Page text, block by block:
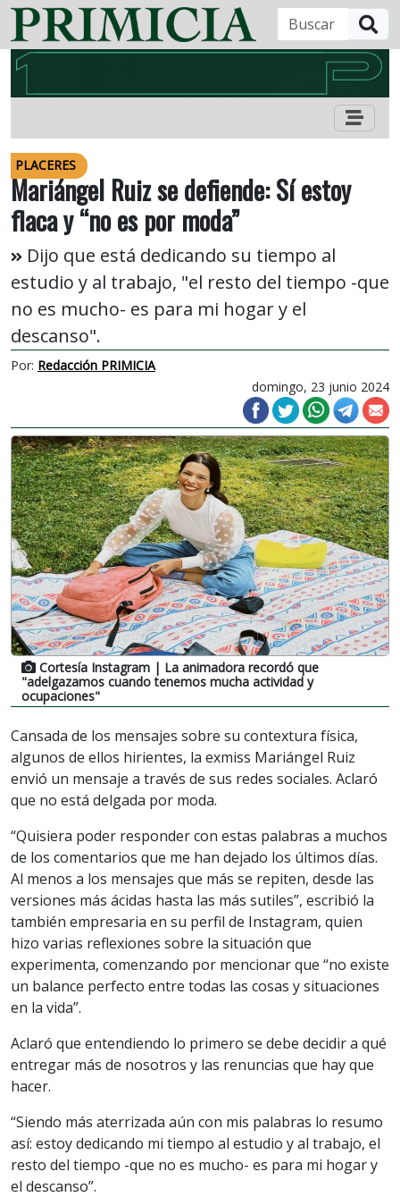
PLACERES
Mariángel Ruiz se defiende: Sí estoy
flaca y “no es por moda”
Dijo que está dedicando su tiempo al
estudio y al trabajo, "el resto del tiempo -que
no es mucho- es para mi hogar y el
descanso".
Por: Redacción PRIMICIA
domingo, 23 junio 2024
Cortesía Instagram | La animadora recordó que
"adelgazamos cuando tenemos mucha actividad y
ocupaciones"
Cansada de los mensajes sobre su contextura física,
algunos de ellos hirientes, la exmiss Mariángel Ruiz
envió un mensaje a través de sus redes sociales. Aclaró
que no está delgada por moda.
“Quisiera poder responder con estas palabras a muchos
de los comentarios que me han dejado los últimos días.
Al menos a los mensajes que más se repiten, desde las
versiones más ácidas hasta las más sutiles”, escribió la
también empresaria en su perfil de Instagram, quien
hizo varias reflexiones sobre la situación que
experimenta, comenzando por mencionar que “no existe
un balance perfecto entre todas las cosas y situaciones
en la vida”.
Aclaró que entendiendo lo primero se debe decidir a qué
entregar más de nosotros y las renuncias que hay que
hacer.
“Siendo más aterrizada aún con mis palabras lo resumo
así: estoy dedicando mi tiempo al estudio y al trabajo, el
resto del tiempo -que no es mucho- es para mi hogar y
el descanso”.